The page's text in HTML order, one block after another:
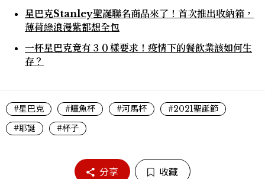
星巴克Stanley聖誕聯名商品來了！首次推出收納箱，
薄荷綠浪漫紫都想全包
一杯星巴克竟有３０樣要求！疫情下的餐飲業該如何生
存？
#星巴克 #鱷魚杯 #河馬杯
#2021聖誕節
#耶誕
#杯子
分享 收藏